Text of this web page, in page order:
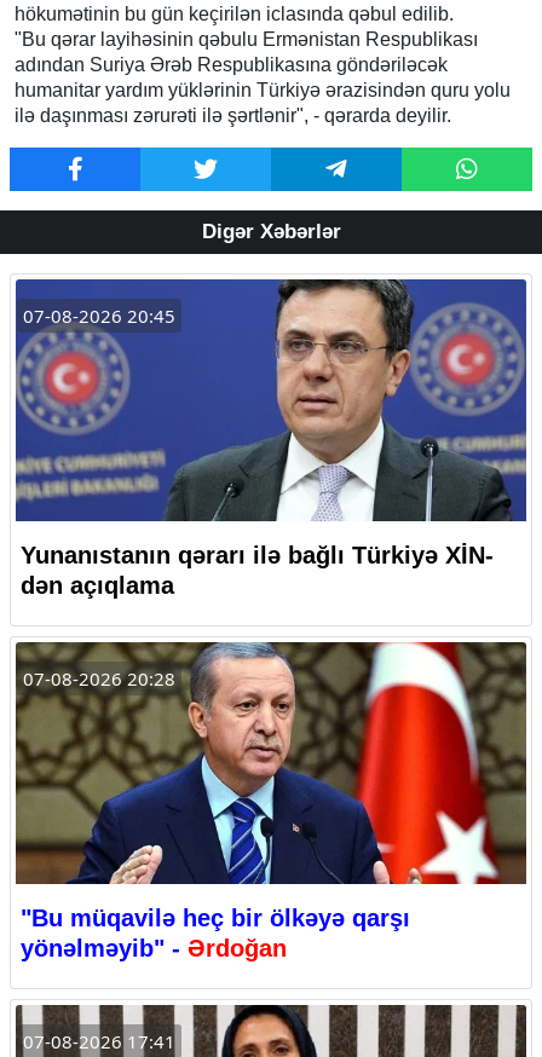
hökumətinin bu gün keçirilən iclasında qəbul edilib.
"Bu qərar layihəsinin qəbulu Ermənistan Respublikası
adından Suriya Ərəb Respublikasına göndəriləcək
humanitar yardım yüklərinin Türkiyə ərazisindən quru yolu
ilə daşınması zərurəti ilə şərtlənir", - qərarda deyilir.
Digər Xəbərlər
07-08-2026 20:45
Yunanıstanın qərarı ilə bağlı Türkiyə XİN-
dən açıqlama
07-08-2026 20:28
"Bu müqavilə heç bir ölkəyə qarşı
yönəlməyib" - Ərdoğan
07-08-2026 17:41